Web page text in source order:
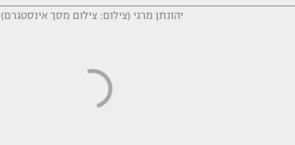
יהונתן מרגי (צילום: צילום מסך אינסטגרם)